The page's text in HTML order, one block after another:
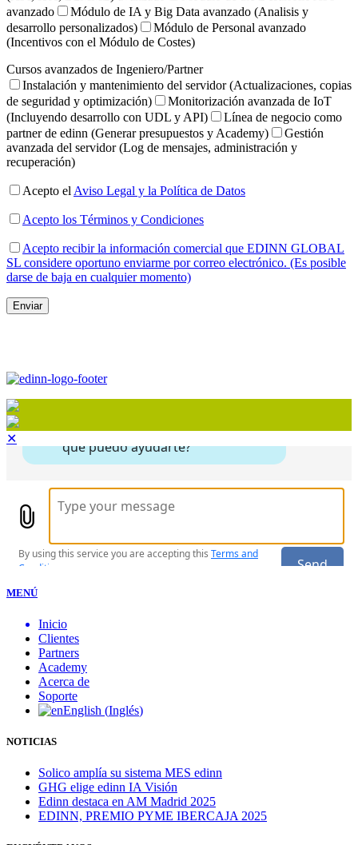
avanzado
Módulo de IA y Big Data avanzado (Analisis y
desarrollo personalizados)
Módulo de Personal avanzado
(Incentivos con el Módulo de Costes)
Cursos avanzados de Ingeniero/Partner
Instalación y mantenimiento del servidor (Actualizaciones, copias
de seguridad y optimización)
Monitorización avanzada de IoT
(Incluyendo desarrollo con UDL y API)
Línea de negocio como
partner de edinn (Generar presupuestos y Academy)
Gestión
avanzada del servidor (Log de mensajes, administración y
recuperación)
Acepto el Aviso Legal y la Política de Datos
Acepto los Términos y Condiciones
Acepto recibir la información comercial que EDINN GLOBAL
SL considere oportuno enviarme por correo electrónico. (Es posible
darse de baja en cualquier momento)
✕
MENÚ
Inicio
Clientes
Partners
Academy
Acerca de
Soporte
English (Inglés)
NOTICIAS
Solico amplía su sistema MES edinn
GHG elige edinn IA Visión
Edinn destaca en AM Madrid 2025
EDINN, PREMIO PYME IBERCAJA 2025